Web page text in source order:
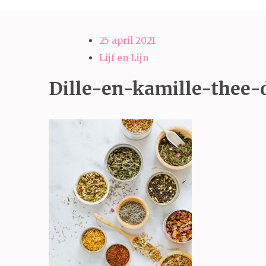
25 april 2021
Lijf en Lijn
Dille-en-kamille-thee-